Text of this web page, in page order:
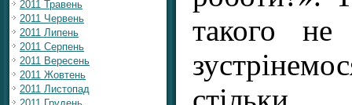
2011 Травень
2011 Червень
2011 Липень
2011 Серпень
2011 Вересень
2011 Жовтень
2011 Листопад
такого